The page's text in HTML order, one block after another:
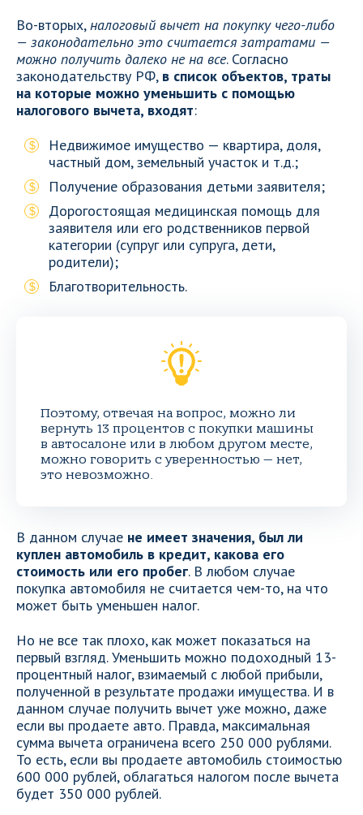
Во-вторых,налоговый вычет на покупку чего-либо
— законодательно это считается затратами —
можно получить далеко не на все. Согласно
законодательству РФ, в список объектов, траты
на которые можно уменьшить с помощью
налогового вычета, входят:
Недвижимое имущество — квартира, доля,
частный дом, земельный участок и т.д.;
Получение образования детьми заявителя;
Дорогостоящая медицинская помощь для
заявителя или его родственников первой
категории (супруг или супруга, дети,
родители);
Благотворительность.
Поэтому, отвечая на вопрос, можно ли
вернуть 13 процентов с покупки машины
в автосалоне или в любом другом месте,
можно говорить с уверенностью — нет,
это невозможно.
В данном случае не имеет значения, был ли
куплен автомобиль в кредит, какова его
стоимость или его пробег. В любом случае
покупка автомобиля не считается чем-то, на что
может быть уменьшен налог.
Но не все так плохо, как может показаться на
первый взгляд. Уменьшить можно подоходный 13-
процентный налог, взимаемый с любой прибыли,
полученной в результате продажи имущества. И в
данном случае получить вычет уже можно, даже
если вы продаете авто. Правда, максимальная
сумма вычета ограничена всего 250 000 рублями.
То есть, если вы продаете автомобиль стоимостью
600 000 рублей, облагаться налогом после вычета
будет 350 000 рублей.